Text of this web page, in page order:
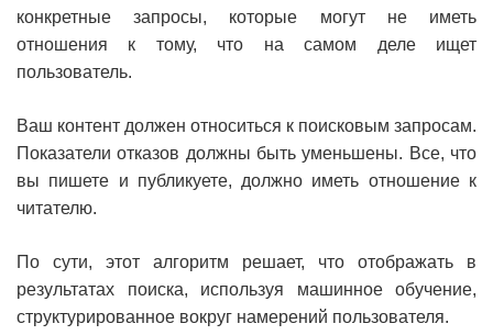
конкретные запросы, которые могут не иметь
отношения к тому, что на самом деле ищет
пользователь.
Ваш контент должен относиться к поисковым запросам.
Показатели отказов должны быть уменьшены. Все, что
вы пишете и публикуете, должно иметь отношение к
читателю.
По сути, этот алгоритм решает, что отображать в
результатах поиска, используя машинное обучение,
структурированное вокруг намерений пользователя.